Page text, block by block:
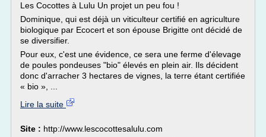
Les Cocottes à Lulu Un projet un peu fou !
Dominique, qui est déjà un viticulteur certifié en agriculture
biologique par Ecocert et son épouse Brigitte ont décidé de
se diversifier.
Pour eux, c'est une évidence, ce sera une ferme d'élevage
de poules pondeuses "bio" élevés en plein air. Ils décident
donc d'arracher 3 hectares de vignes, la terre étant certifiée
« bio », ...
Lire la suite
Site : http://www.lescocottesalulu.com